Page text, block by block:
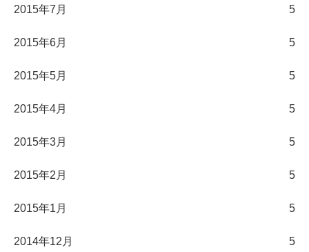
2015年7月 5
2015年6月 5
2015年5月 5
2015年4月 5
2015年3月 5
2015年2月 5
2015年1月 5
2014年12月 5